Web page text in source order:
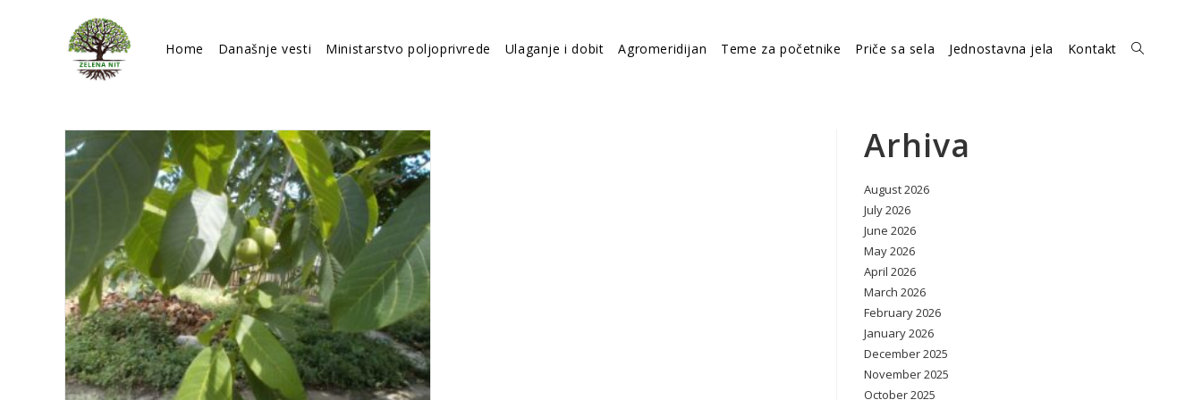
Home Današnje vesti Ministarstvo poljoprivrede Ulaganje i dobit Agromeridijan Teme za početnike Priče sa sela Jednostavna jela Kontakt Toggle
Arhiva
August 2026
July 2026
June 2026
May 2026
April 2026
March 2026
February 2026
January 2026
December 2025
November 2025
October 2025